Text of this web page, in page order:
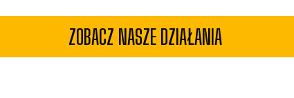
ZOBACZ NASZE DZIAŁANIA